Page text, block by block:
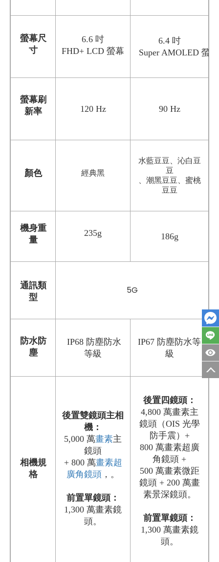
螢幕尺
寸
6.6 吋
FHD+ LCD 螢幕
6.4 吋
Super AMOLED 螢幕
螢幕刷
新率
120 Hz 90 Hz
顏色 經典黑
水藍豆豆、沁白豆
豆
、潮黑豆豆、蜜桃
豆豆
機身重
量
235g 186g
通訊類
型
5G
防水防
塵
IP68 防塵防水
等級
IP67 防塵防水等
級
相機規
格
後置雙鏡頭主相
機：
5,000 萬畫素主
鏡頭
+ 800 萬畫素超
廣角鏡頭 ，。
前置單鏡頭 ：
1,300 萬畫素鏡
頭。
後置四鏡頭：
4,800 萬畫素主
鏡頭（OIS 光學
防手震）+
800 萬畫素超廣
角鏡頭 +
500 萬畫素微距
鏡頭 + 200 萬畫
素景深鏡頭。
前置單鏡頭：
1,300 萬畫素鏡
頭。